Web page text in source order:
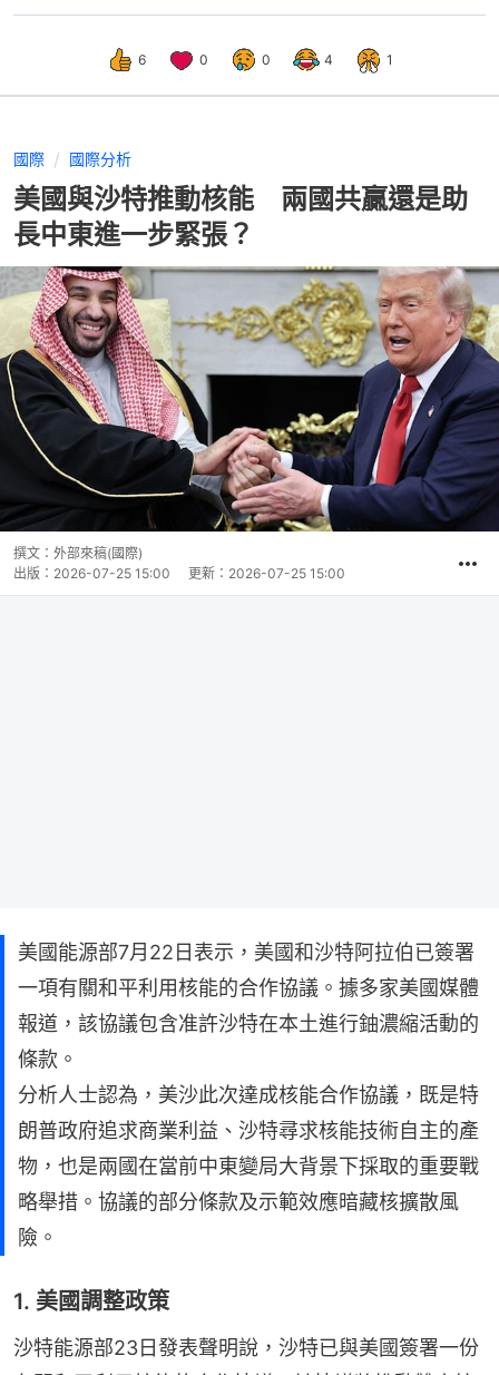
6 0 0 4 1
國際 國際分析
美國與沙特推動核能 兩國共贏還是助
長中東進一步緊張？
撰文： 外部來稿(國際)
出版： 2026-07-25 15:00 更新： 2026-07-25 15:00
美國能源部7月22日表示，美國和沙特阿拉伯已簽署
一項有關和平利用核能的合作協議。據多家美國媒體
報道，該協議包含准許沙特在本土進行鈾濃縮活動的
條款。
分析人士認為，美沙此次達成核能合作協議，既是特
朗普政府追求商業利益、沙特尋求核能技術自主的產
物，也是兩國在當前中東變局大背景下採取的重要戰
略舉措。協議的部分條款及示範效應暗藏核擴散風
險。
1. 美國調整政策
沙特能源部23日發表聲明說，沙特已與美國簽署一份